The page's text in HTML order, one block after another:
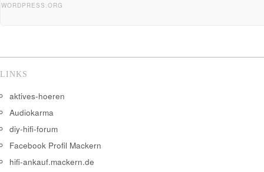
WORDPRESS.ORG
LINKS
aktives-hoeren
Audiokarma
diy-hifi-forum
Facebook Profil Mackern
hifi-ankauf.mackern.de